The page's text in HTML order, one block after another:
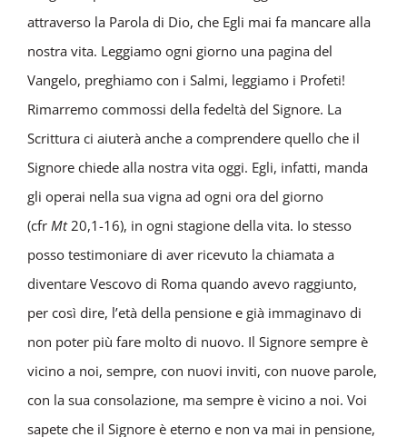
attraverso la Parola di Dio, che Egli mai fa mancare alla
nostra vita. Leggiamo ogni giorno una pagina del
Vangelo, preghiamo con i Salmi, leggiamo i Profeti!
Rimarremo commossi della fedeltà del Signore. La
Scrittura ci aiuterà anche a comprendere quello che il
Signore chiede alla nostra vita oggi. Egli, infatti, manda
gli operai nella sua vigna ad ogni ora del giorno
(cfr Mt20,1-16), in ogni stagione della vita. Io stesso
posso testimoniare di aver ricevuto la chiamata a
diventare Vescovo di Roma quando avevo raggiunto,
per così dire, l’età della pensione e già immaginavo di
non poter più fare molto di nuovo. Il Signore sempre è
vicino a noi, sempre, con nuovi inviti, con nuove parole,
con la sua consolazione, ma sempre è vicino a noi. Voi
sapete che il Signore è eterno e non va mai in pensione,